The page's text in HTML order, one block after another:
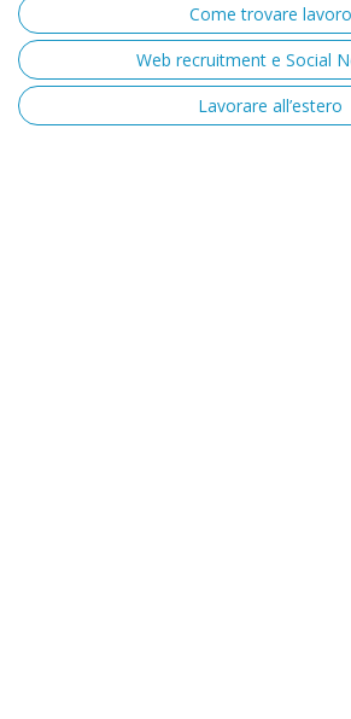
Come trovare lavoro
Web recruitment e Social
Lavorare all’estero